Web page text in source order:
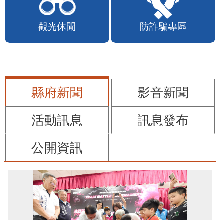
觀光休閒 防詐騙專區
縣府新聞
影音新聞
活動訊息
訊息發布
公開資訊